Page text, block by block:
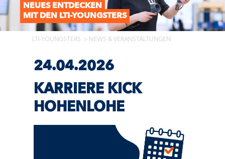
NEUES ENTDECKEN
MIT DEN LTI-YOUNGSTERS
LTI-YOUNGSTERS NEWS & VERANSTALTUNGEN
24.04.2026
KARRIERE KICK
HOHENLOHE